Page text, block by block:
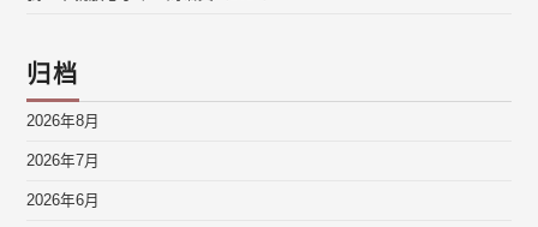
归档
2026年8月
2026年7月
2026年6月